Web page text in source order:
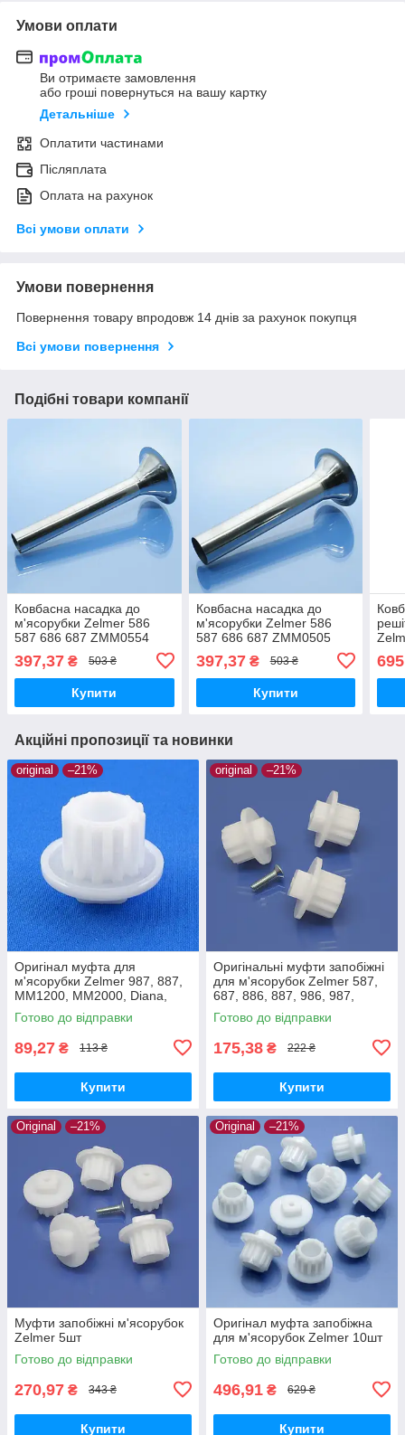
Умови оплати
Ви отримаєте замовлення
або гроші повернуться на вашу картку
Детальніше
Оплатити частинами
Післяплата
Оплата на рахунок
Всі умови оплати
Умови повернення
Повернення товару впродовж 14 днів за рахунок покупця
Всі умови повернення
Подібні товари компанії
Ковбасна насадка до
м'ясорубки Zelmer 586
587 686 687 ZMM0554
ZMM0854 ZMM0954
ZMM1005 ZMM1006
ZMM1054 ZMM1554 19мм
397,37 ₴ 503 ₴
Купити
Ковбасна насадка до
м'ясорубки Zelmer 586
587 686 687 ZMM0505
ZMM0854 ZMM0905
ZMM0954 ZMM1005
ZMM1006 ZMM1554 25мм
397,37₴ 503 ₴
Купити
Акційні пропозиції та новинки
original –21%
Оригінал муфта для
м'ясорубки Zelmer 987, 887,
MM1200, MM2000, Diana,
Expressive, ZMM5548W,
ZMM1589, ZMM2088
Готово до відправки
89,27 ₴ 113 ₴
Купити
original –21%
Оригінальні муфти запобіжні
для м'ясорубок Zelmer 587,
687, 886, 887, 986, 987,
MM1200, MM1000, MM2000
Готово до відправки
175,38 ₴ 222 ₴
Купити
Original –21%
Муфти запобіжні м'ясорубок
Zelmer 5шт
Готово до відправки
270,97 ₴ 343 ₴
Купити
Original –21%
Оригінал муфта запобіжна
для м'ясорубок Zelmer 10шт
Готово до відправки
496,91 ₴ 629 ₴
Купити